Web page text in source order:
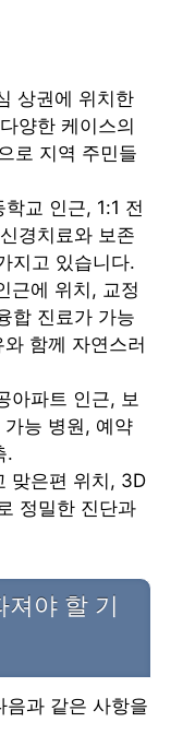
상권에 위치한
양한 케이스의
로 지역 주민들
교 인근, 1:1 전
경치료와 보존
지고 있습니다.
근에 위치, 교정
합 진료가 가능
함께 자연스러
아파트 인근, 보
능 병원, 예약
.
맞은편 위치, 3D
정밀한 진단과
져야 할 기
음과 같은 사항을